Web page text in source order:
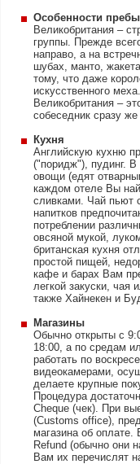
Особенности
Великобритания –
группы. Прежде
направо, а на
шубах, манто,
тому, что даже
искусственного
Великобритания –
собеседник сразу
Кухня
Английскую кухню
("поридж"), пудинг.
овощи (едят
каждом отеле Вы
сливками. Чай пьют
напитков
потреблении
овсяной мукой,
британская кухня
простой пищей,
кафе и барах Вам
легкой закуски,
также Хайнекен и
Магазины
Обычно открыты с
18:00, а по средам
работать по
видеокамерами,
делаете крупные
Процедура
Cheque (чек). При
(Customs office),
магазина об
Refund (обычно они
Вам их перечислят